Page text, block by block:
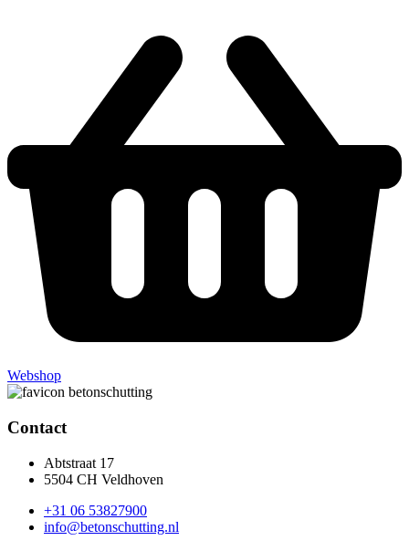
Webshop
Contact
Abtstraat 17
5504 CH Veldhoven
+31 06 53827900
info@betonschutting.nl